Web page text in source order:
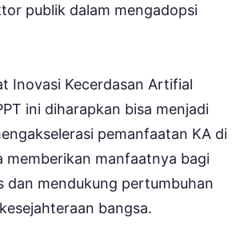
publik dalam mengadopsi
Inovasi Kecerdasan Artifial
ini diharapkan bisa menjadi
pemanfaatan KA di
memberikan manfaatnya bagi
dan mendukung pertumbuhan
bangsa.